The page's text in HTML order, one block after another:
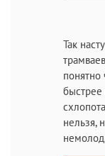
Так
понятно
нельзя,